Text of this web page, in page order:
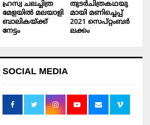
ഹ്രസ്വ ചലച്ചിത്ര
മേളയിൽ മലയാളി
ബാലികയ്ക്ക്
നേട്ടം
തുടർചിത്രകഥയു
മായി മണിച്ചെപ്പ്
2021 സെപ്റ്റംബർ
ലക്കം
SOCIAL MEDIA